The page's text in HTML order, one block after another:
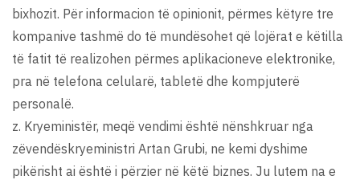
bixhozit. Për informacion të opinionit, përmes këtyre tre
kompanive tashmë do të mundësohet që lojërat e këtilla
të fatit të realizohen përmes aplikacioneve elektronike,
pra në telefona celularë, tabletë dhe kompjuterë
personalë.
z. Kryeministër, meqë vendimi është nënshkruar nga
zëvendëskryeministri Artan Grubi, ne kemi dyshime
pikërisht ai është i përzier në këtë biznes. Ju lutem na e